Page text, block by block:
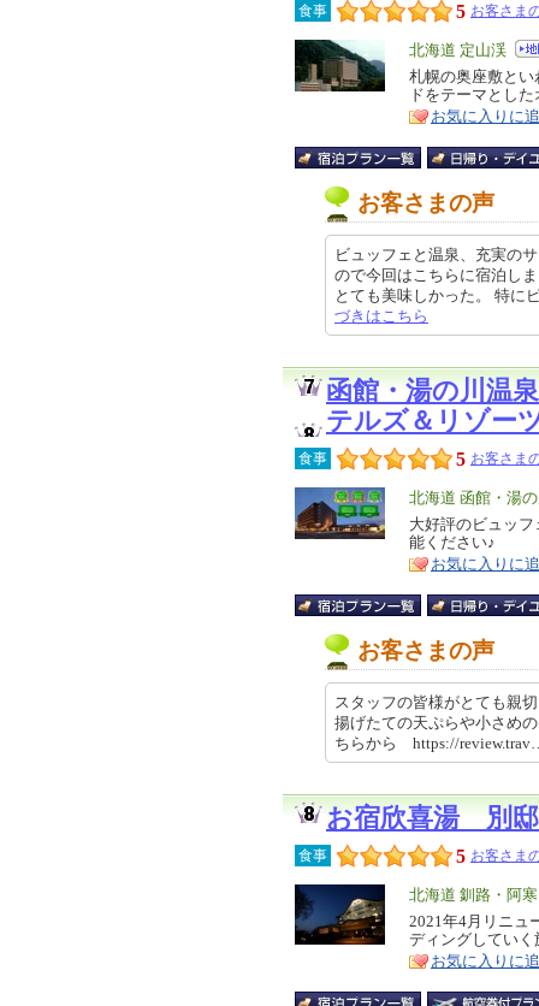
食事 5 お客さま
エ
リ
ア
北海道 定山渓
特
徴
札幌の奥座敷と
ドをテーマとし
お気に入りに
お客さまの声
ビュッフェと温泉、充実の
ので今回はこちらに宿泊し
とても美味しかった。 特
づきはこちら
函館・湯の川温
テルズ＆リゾー
食事 5 お客さま
エ
リ
ア
北海道 函館・湯
特
徴
大好評のビュッ
能ください♪
お気に入りに
お客さまの声
スタッフの皆様がとても親
揚げたての天ぷらや小さめ
ちらから https://
お宿欣喜湯 別
食事 5 お客さま
エ
リ
ア
北海道 釧路・阿
特
徴
2021年4月リニュ
ディングしていく
お気に入りに